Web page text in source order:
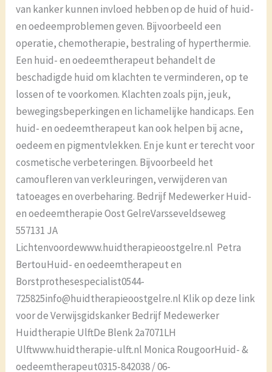
van kanker kunnen invloed hebben op de huid of huid-
en oedeemproblemen geven. Bijvoorbeeld een
operatie, chemotherapie, bestraling of hyperthermie.
Een huid- en oedeemtherapeut behandelt de
beschadigde huid om klachten te verminderen, op te
lossen of te voorkomen. Klachten zoals pijn, jeuk,
bewegingsbeperkingen en lichamelijke handicaps. Een
huid- en oedeemtherapeut kan ook helpen bij acne,
oedeem en pigmentvlekken. En je kunt er terecht voor
cosmetische verbeteringen. Bijvoorbeeld het
camoufleren van verkleuringen, verwijderen van
tatoeages en overbeharing. Bedrijf Medewerker Huid-
en oedeemtherapie Oost GelreVarsseveldseweg
557131 JA
Lichtenvoordewww.huidtherapieoostgelre.nl Petra
BertouHuid- en oedeemtherapeut en
Borstprothesespecialist0544-
725825info@huidtherapieoostgelre.nl Klik op deze link
voor de Verwijsgidskanker Bedrijf Medewerker
Huidtherapie UlftDe Blenk 2a7071LH
Ulftwww.huidtherapie-ulft.nl Monica RougoorHuid- &
oedeemtherapeut0315-842038 / 06-